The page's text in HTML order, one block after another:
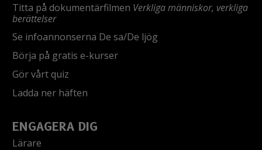
Titta på dokumentärfilmen Verkliga människor, verkliga
berättelser
Se infoannonserna De sa/De ljög
Börja på gratis e-kurser
Gör vårt quiz
Ladda ner häften
ENGAGERA DIG
Lärare